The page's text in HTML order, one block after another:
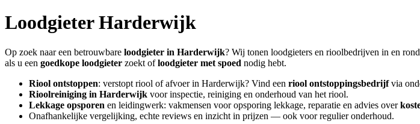
LoodgieterHarderwijk
Op zoek naar een betrouwbare loodgieter in Harderwijk? Wij tonen loodgieters en rioolbedrijven in en rond
als u een goedkope loodgieter zoekt ofloodgieter met spoed nodig hebt.
Riool ontstoppen: verstopt riool of afvoer in Harderwijk? Vind een riool ontstoppingsbedrijfvia
Rioolreiniging in Harderwijk voor inspectie, reiniging en onderhoud van het riool.
Lekkage opsporen en leidingwerk: vakmensen voor opsporing lekkage, reparatie en advies over
Onafhankelijke vergelijking, echte reviews en inzicht in prijzen — ook voor regulier onderhoud.